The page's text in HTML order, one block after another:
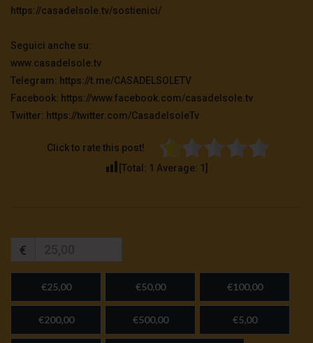
https://casadelsole.tv/sostienici/
Seguici anche su:
www.casadelsole.tv
Telegram: https://t.me/CASADELSOLETV
Facebook: https://www.facebook.com/casadelsole.tv
Twitter: https://twitter.com/CasadelsoleTv
Click to rate this post!
[Total: 1 Average: 1
€
€25,00 €50,00 €100,00
€200,00 €500,00 €5,00